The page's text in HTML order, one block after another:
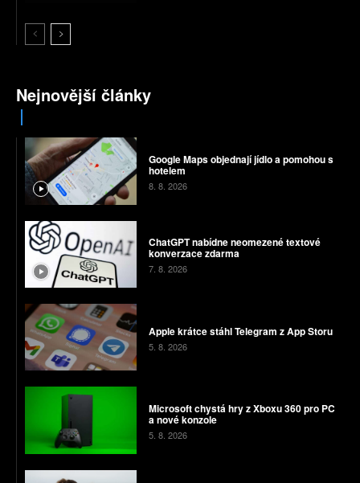
Nejnovější články
Google Maps objednají jídlo a pomohou s
hotelem
8. 8. 2026
ChatGPT nabídne neomezené textové
konverzace zdarma
7. 8. 2026
Apple krátce stáhl Telegram z App Storu
5. 8. 2026
Microsoft chystá hry z Xboxu 360 pro PC
a nové konzole
5. 8. 2026